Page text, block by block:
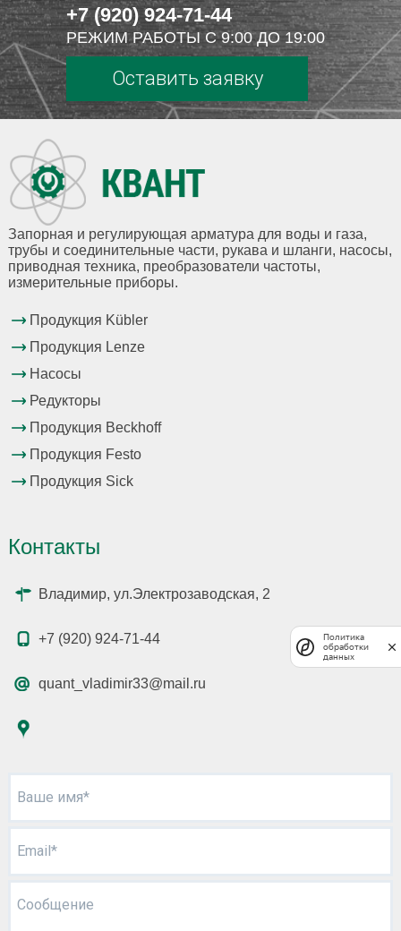
+7 (920) 924-71-44
РЕЖИМ РАБОТЫ С 9:00 ДО 19:00
Оставить заявку
Запорная и регулирующая арматура для воды и газа,
трубы и соединительные части, рукава и шланги, насосы,
приводная техника, преобразователи частоты,
измерительные приборы.
Продукция Kübler
Продукция Lenze
Насосы
Редукторы
Продукция Beckhoff
Продукция Festo
Продукция Sick
Контакты
Владимир, ул.Электрозаводская, 2
+7 (920) 924-71-44
quant_vladimir33@mail.ru
Ваше имя*
Email*
Сообщение
Политика
обработки
данных